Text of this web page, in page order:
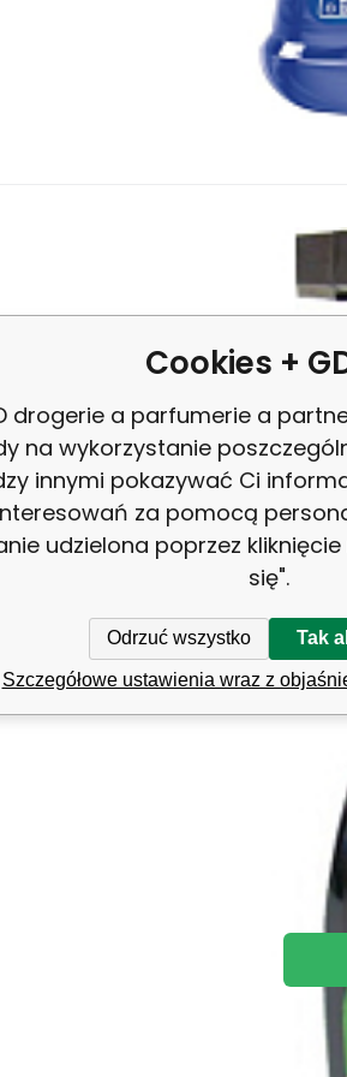
środek czyszczący do kuchni
i zmywalnych miejsc w kuchni.
Cookies +
drogerie a parfumerie a
na wykorzystanie
innymi pokazywać Ci
za pomocą
udzielona poprzez
się".
Odrzuć wszystko Tak
Szczegółowe ustawienia wraz z